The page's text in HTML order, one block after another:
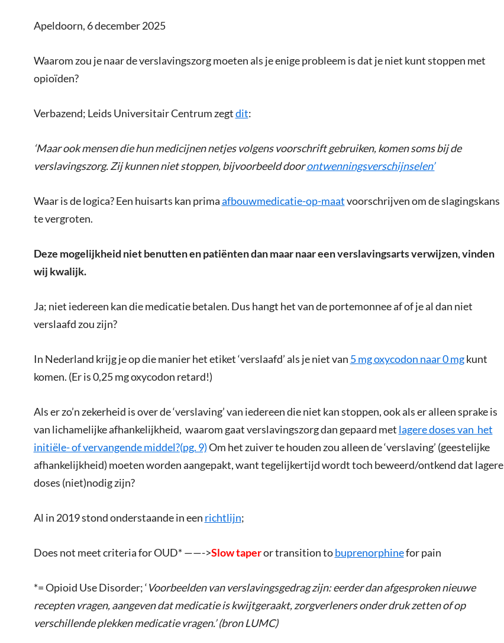
Apeldoorn, 6 december 2025
Waarom zou je naar de verslavingszorg moeten als je enige probleem is dat je niet kunt stoppen met
opioïden?
Verbazend; Leids Universitair Centrum zegtdit:
‘Maar ook mensen die hun medicijnen netjes volgens voorschrift gebruiken, komen soms bij de
verslavingszorg. Zij kunnen niet stoppen, bijvoorbeeld doorontwenningsverschijnselen’
Waar is de logica? Een huisarts kan primaafbouwmedicatie-op-maatvoorschrijven om de slagingskans
te vergroten.
Deze mogelijkheid niet benutten en patiënten dan maar naar een verslavingsarts verwijzen, vinden
wij kwalijk.
Ja; niet iedereen kan die medicatie betalen. Dus hangt het van de portemonnee af of je al dan niet
verslaafd zou zijn?
In Nederland krijg je op die manier het etiket ‘verslaafd’ als je niet van 5 mg oxycodon naar 0 mgkunt
komen. (Er is 0,25 mg oxycodon retard!)
Als er zo’n zekerheid is over de ‘verslaving’ van iedereen die niet kan stoppen, ook als er alleen sprake is
van lichamelijke afhankelijkheid, waarom gaat verslavingszorg dan gepaard met lagere doses van het
initiële- of vervangende middel?(pg. 9)Om het zuiver te houden zou alleen de ‘verslaving’ (geestelijke
afhankelijkheid) moeten worden aangepakt, want tegelijkertijd wordt toch beweerd/ontkend dat lagere
doses (niet)nodig zijn?
Al in 2019 stond onderstaande in een richtlijn;
Does not meet criteria for OUD* ——->Slow taperor transition tobuprenorphinefor pain
*= Opioid Use Disorder; ‘Voorbeelden van verslavingsgedrag zijn: eerder dan afgesproken nieuwe
recepten vragen, aangeven dat medicatie is kwijtgeraakt, zorgverleners onder druk zetten of op
verschillende plekken medicatie vragen.’ (bron LUMC)